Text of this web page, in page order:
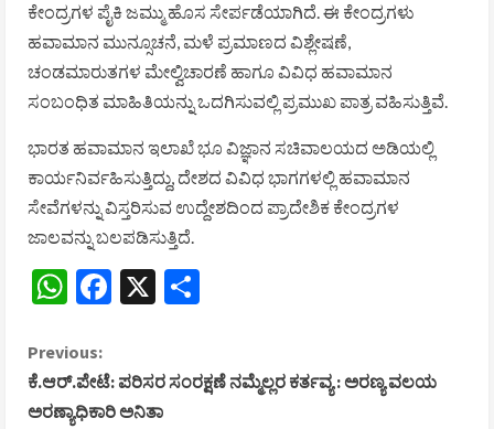
ಕೇಂದ್ರಗಳ ಪೈಕಿ ಜಮ್ಮು ಹೊಸ ಸೇರ್ಪಡೆಯಾಗಿದೆ. ಈ ಕೇಂದ್ರಗಳು
ಹವಾಮಾನ ಮುನ್ಸೂಚನೆ, ಮಳೆ ಪ್ರಮಾಣದ ವಿಶ್ಲೇಷಣೆ,
ಚಂಡಮಾರುತಗಳ ಮೇಲ್ವಿಚಾರಣೆ ಹಾಗೂ ವಿವಿಧ ಹವಾಮಾನ
ಸಂಬಂಧಿತ ಮಾಹಿತಿಯನ್ನು ಒದಗಿಸುವಲ್ಲಿ ಪ್ರಮುಖ ಪಾತ್ರ ವಹಿಸುತ್ತಿವೆ.
ಭಾರತ ಹವಾಮಾನ ಇಲಾಖೆ ಭೂ ವಿಜ್ಞಾನ ಸಚಿವಾಲಯದ ಅಡಿಯಲ್ಲಿ
ಕಾರ್ಯನಿರ್ವಹಿಸುತ್ತಿದ್ದು, ದೇಶದ ವಿವಿಧ ಭಾಗಗಳಲ್ಲಿ ಹವಾಮಾನ
ಸೇವೆಗಳನ್ನು ವಿಸ್ತರಿಸುವ ಉದ್ದೇಶದಿಂದ ಪ್ರಾದೇಶಿಕ ಕೇಂದ್ರಗಳ
ಜಾಲವನ್ನು ಬಲಪಡಿಸುತ್ತಿದೆ.
WhatsApp
Facebook
X
C
o
Previous:
ಕೆ.ಆರ್.ಪೇಟೆ: ಪರಿಸರ ಸಂರಕ್ಷಣೆ ನಮ್ಮೆಲ್ಲರ ಕರ್ತವ್ಯ : ಅರಣ್ಯ ವಲಯ
ಅರಣ್ಯಾಧಿಕಾರಿ ಅನಿತಾ